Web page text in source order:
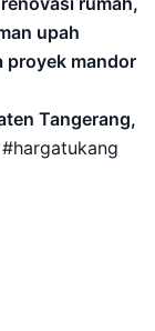
upah
proyek mandor
Tangerang,